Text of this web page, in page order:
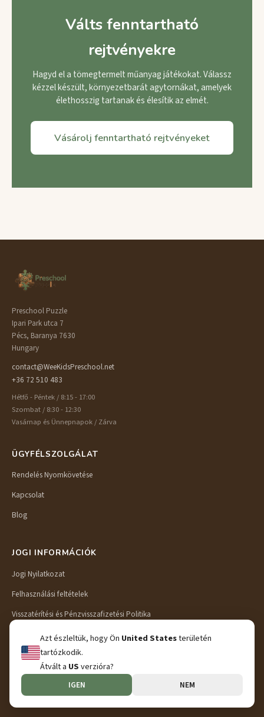
Azt észleltük, hogy Ön United Statesterületén
tartózkodik.
Átvált a USverzióra?
IGEN NEM
Válts fenntartható
rejtvényekre
Hagyd el a tömegtermelt műanyag játékokat. Válassz
kézzel készült, környezetbarát agytornákat, amelyek
élethosszig tartanak és élesítik az elmét.
Vásárolj fenntartható rejtvényeket
Preschool Puzzle
Ipari Park utca 7
Pécs, Baranya 7630
Hungary
contact@WeeKidsPreschool.net
+36 72 510 483
Hétfő - Péntek / 8:15 - 17:00
Szombat / 8:30 - 12:30
Vasárnap és Ünnepnapok / Zárva
ÜGYFÉLSZOLGÁLAT
Rendelés Nyomkövetése
Kapcsolat
Blog
JOGI INFORMÁCIÓK
Jogi Nyilatkozat
Felhasználási feltételek
Visszatérítési és Pénzvisszafizetési Politika
Szállítás és Kiszállítás
Adatvédelmi irányelvek